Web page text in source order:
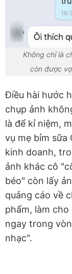
Không chỉ là
còn được
Điều hài hước
chụp ảnh
là để kỉ niệm,
vụ mẹ bỉm sữa
kinh doanh,
ảnh khác cô
béo" còn lấy
quảng cáo về
phẩm, làm
ngay trong
nhạc".